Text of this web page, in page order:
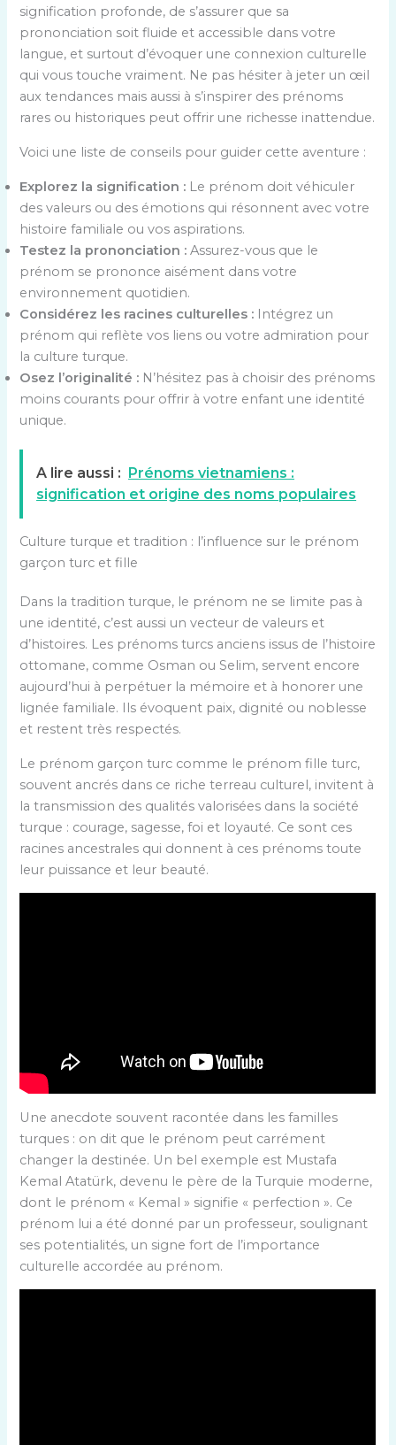
signification profonde, de s’assurer que sa
prononciation soit fluide et accessible dans votre
langue, et surtout d’évoquer une connexion culturelle
qui vous touche vraiment. Ne pas hésiter à jeter un œil
aux tendances mais aussi à s’inspirer des prénoms
rares ou historiques peut offrir une richesse inattendue.
Voici une liste de conseils pour guider cette aventure :
Explorez la signification : Le prénom doit véhiculer
des valeurs ou des émotions qui résonnent avec votre
histoire familiale ou vos aspirations.
Testez la prononciation : Assurez-vous que le
prénom se prononce aisément dans votre
environnement quotidien.
Considérez les racines culturelles : Intégrez un
prénom qui reflète vos liens ou votre admiration pour
la culture turque.
Osez l’originalité : N’hésitez pas à choisir des prénoms
moins courants pour offrir à votre enfant une identité
unique.
A lire aussi : Prénoms vietnamiens :
signification et origine des noms populaires
Culture turque et tradition : l’influence sur le prénom
garçon turc et fille
Dans la tradition turque, le prénom ne se limite pas à
une identité, c’est aussi un vecteur de valeurs et
d’histoires. Les prénoms turcs anciens issus de l’histoire
ottomane, comme Osman ou Selim, servent encore
aujourd’hui à perpétuer la mémoire et à honorer une
lignée familiale. Ils évoquent paix, dignité ou noblesse
et restent très respectés.
Le prénom garçon turc comme le prénom fille turc,
souvent ancrés dans ce riche terreau culturel, invitent à
la transmission des qualités valorisées dans la société
turque : courage, sagesse, foi et loyauté. Ce sont ces
racines ancestrales qui donnent à ces prénoms toute
leur puissance et leur beauté.
Une anecdote souvent racontée dans les familles
turques : on dit que le prénom peut carrément
changer la destinée. Un bel exemple est Mustafa
Kemal Atatürk, devenu le père de la Turquie moderne,
dont le prénom « Kemal » signifie « perfection ». Ce
prénom lui a été donné par un professeur, soulignant
ses potentialités, un signe fort de l’importance
culturelle accordée au prénom.